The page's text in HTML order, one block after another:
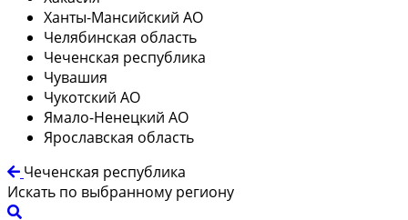
Ханты-Мансийский АО
Челябинская область
Чеченская республика
Чувашия
Чукотский АО
Ямало-Ненецкий АО
Ярославская область
Чеченская республика
Искать по выбранному региону